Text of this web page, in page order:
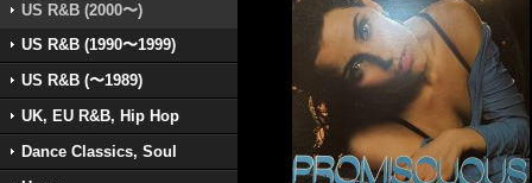
US R&B (2000〜)
US R&B (1990〜1999)
US R&B (〜1989)
UK, EU R&B, Hip Hop
Dance Classics, Soul